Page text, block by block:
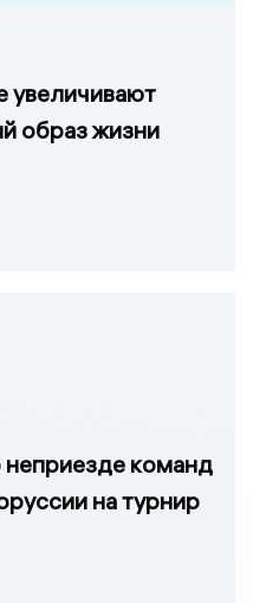
увеличивают
образ жизни
команд
на турнир